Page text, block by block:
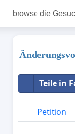
browse die
Teile in
Petition